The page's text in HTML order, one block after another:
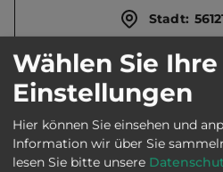
Stadt:
Straße: Via
E-Mail:
Wählen Sie
Einstellungen
Hier können Sie einsehen und
Information wir über Sie
lesen Sie bitte unsere